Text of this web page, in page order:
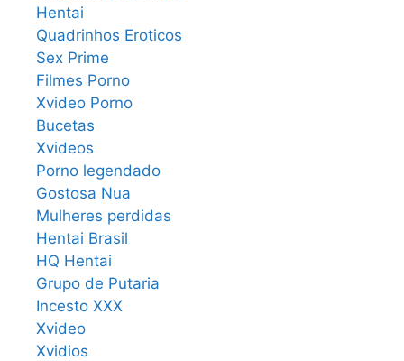
Hentai
Quadrinhos Eroticos
Sex Prime
Filmes Porno
Xvideo Porno
Bucetas
Xvideos
Porno legendado
Gostosa Nua
Mulheres perdidas
Hentai Brasil
HQ Hentai
Grupo de Putaria
Incesto XXX
Xvideo
Xvidios